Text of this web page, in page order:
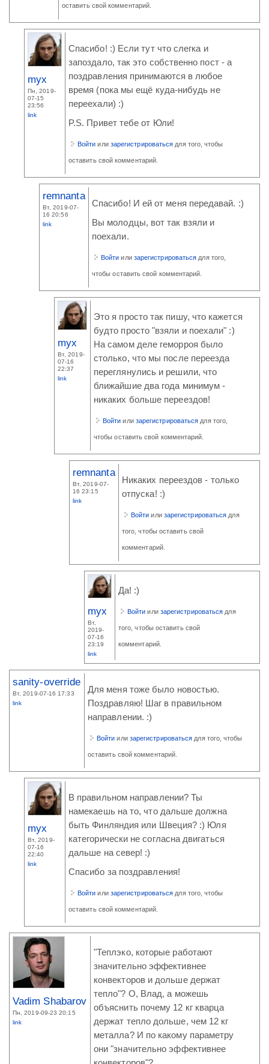
оставить свой комментарий.
myx
Пн, 2019-
07-15
23:56
link
Спасибо! :) Если тут что слегка и
запоздало, так это собственно пост - а
поздравления принимаются в любое
время (пока мы ещё куда-нибудь не
переехали) :)
P.S. Привет тебе от Юли!
Войти или зарегистрироваться для того, чтобы
оставить свой комментарий.
remnanta
Вт, 2019-07-
16 20:56
link
Спасибо! И ей от меня передавай. :)
Вы молодцы, вот так взяли и
поехали.
Войти или зарегистрироваться для того,
чтобы оставить свой комментарий.
myx
Вт, 2019-
07-16
22:37
link
Это я просто так пишу, что кажется
будто просто "взяли и поехали" :)
На самом деле геморроя было
столько, что мы после переезда
переглянулись и решили, что
ближайшие два года минимум -
никаких больше переездов!
Войти или зарегистрироваться для того,
чтобы оставить свой комментарий.
remnanta
Вт, 2019-07-
16 23:15
link
Никаких переездов - только
отпуска! :)
Войти или зарегистрироваться для
того, чтобы оставить свой
комментарий.
myx
Вт,
2019-
07-16
23:19
link
Да! :)
Войти или зарегистрироваться для
того, чтобы оставить свой
комментарий.
sanity-override
Вт, 2019-07-16 17:33
link
Для меня тоже было новостью.
Поздравляю! Шаг в правильном
направлении. :)
Войти или зарегистрироваться для того, чтобы
оставить свой комментарий.
myx
Вт, 2019-
07-16
22:40
link
В правильном направлении? Ты
намекаешь на то, что дальше должна
быть Финляндия или Швеция? :) Юля
категорически не согласна двигаться
дальше на север! :)
Спасибо за поздравления!
Войти или зарегистрироваться для того, чтобы
оставить свой комментарий.
Vadim Shabarov
Пн, 2019-09-23 20:15
link
"Теплэко, которые работают
значительно эффективнее
конвекторов и дольше держат
тепло"? О, Влад, а можешь
объяснить почему 12 кг кварца
держат тепло дольше, чем 12 кг
металла? И по какому параметру
они "значительно эффективнее